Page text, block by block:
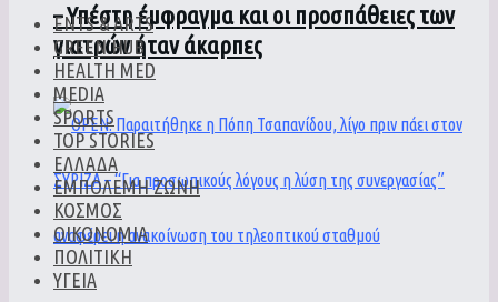
– Υπέστη έμφραγμα και οι προσπάθειες των
γιατρών ήταν άκαρπες
ENTS & ARTS
GREEN HUB
HEALTH MED
MEDIA
SPORTS
TOP STORIES
ΕΛΛΑΔΑ
ΕΜΠΟΛΕΜΗ ΖΩΝΗ
ΚΟΣΜΟΣ
ΟΙΚΟΝΟΜΙΑ
ΠΟΛΙΤΙΚΗ
ΥΓΕΙΑ